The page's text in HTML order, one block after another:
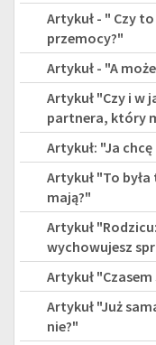
Artykuł - " Czy
przemocy?"
Artykuł - "A
Artykuł "Czy i w
partnera, który
Artykuł: "Ja
Artykuł "To
mają?"
Artykuł
wychowujesz
Artykuł
Artykuł "Już
nie?"